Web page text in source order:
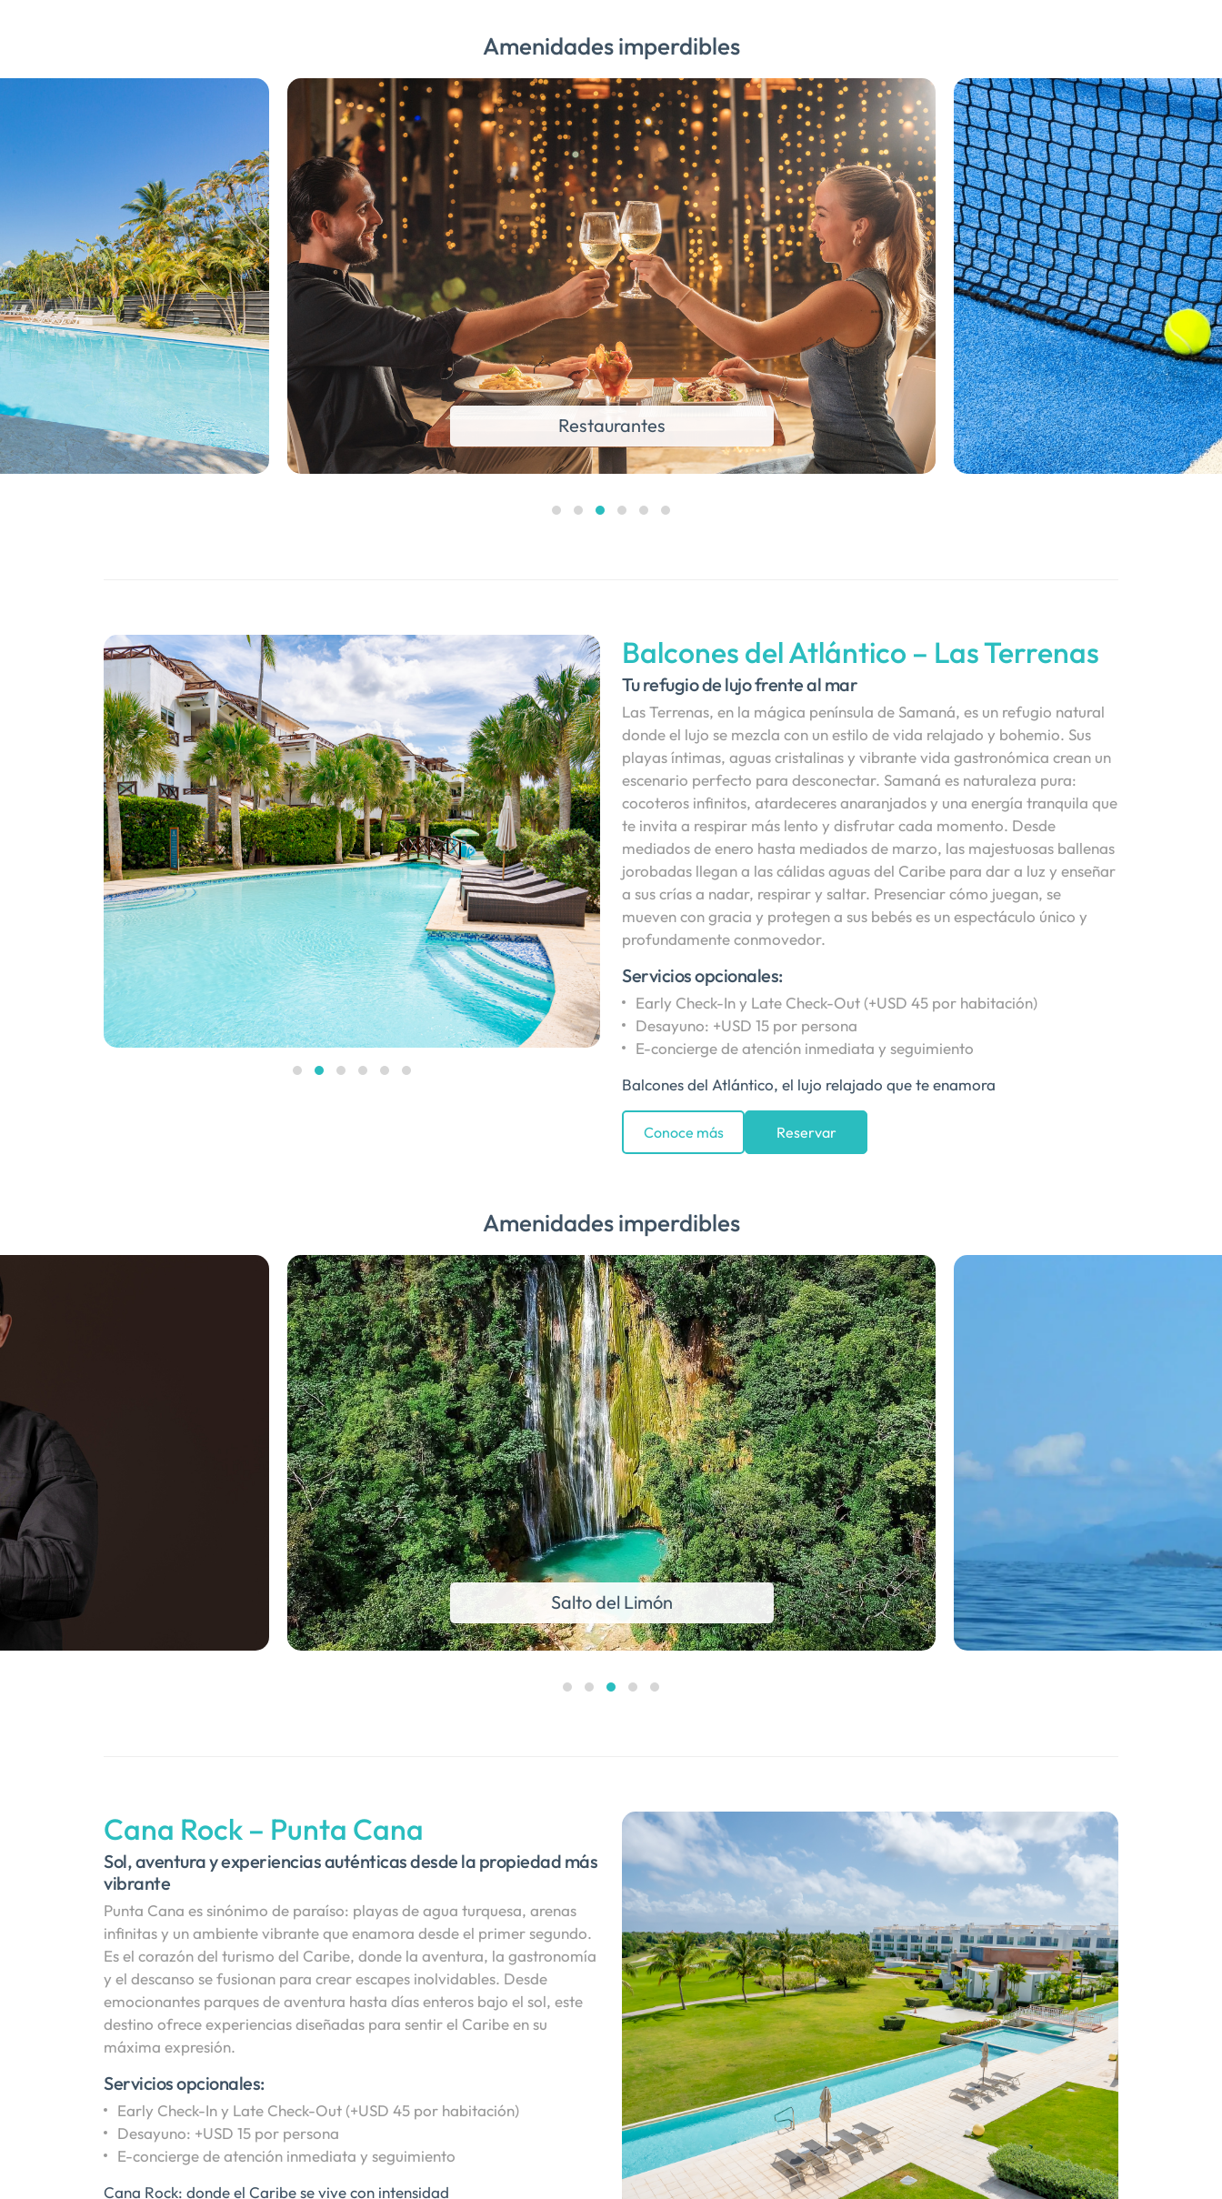
Amenidades imperdibles
Restaurantes
Balcones del Atlántico – Las Terrenas
Tu refugio de lujo frente al mar
Las Terrenas, en la mágica península de Samaná, es un refugio natural
donde el lujo se mezcla con un estilo de vida relajado y bohemio. Sus
playas íntimas, aguas cristalinas y vibrante vida gastronómica crean un
escenario perfecto para desconectar. Samaná es naturaleza pura:
cocoteros infinitos, atardeceres anaranjados y una energía tranquila que
te invita a respirar más lento y disfrutar cada momento. Desde
mediados de enero hasta mediados de marzo, las majestuosas ballenas
jorobadas llegan a las cálidas aguas del Caribe para dar a luz y enseñar
a sus crías a nadar, respirar y saltar. Presenciar cómo juegan, se
mueven con gracia y protegen a sus bebés es un espectáculo único y
profundamente conmovedor.
Servicios opcionales:
Early Check-In y Late Check-Out (+USD 45 por habitación)
Desayuno: +USD 15 por persona
E-concierge de atención inmediata y seguimiento
Balcones del Atlántico, el lujo relajado que te enamora
Conoce más Reservar
Amenidades imperdibles
Salto del Limón
Cana Rock – Punta Cana
Sol, aventura y experiencias auténticas desde la propiedad más
vibrante
Punta Cana es sinónimo de paraíso: playas de agua turquesa, arenas
infinitas y un ambiente vibrante que enamora desde el primer segundo.
Es el corazón del turismo del Caribe, donde la aventura, la gastronomía
y el descanso se fusionan para crear escapes inolvidables. Desde
emocionantes parques de aventura hasta días enteros bajo el sol, este
destino ofrece experiencias diseñadas para sentir el Caribe en su
máxima expresión.
Servicios opcionales:
Early Check-In y Late Check-Out (+USD 45 por habitación)
Desayuno: +USD 15 por persona
E-concierge de atención inmediata y seguimiento
Cana Rock: donde el Caribe se vive con intensidad